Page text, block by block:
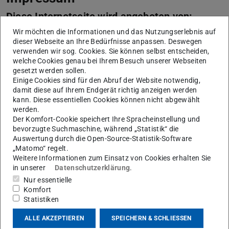
Diese Internetseite wird angeboten von:
Technische Universität Darmstadt
Karolinenplatz 5
64289 Darmstadt
+49 6151 16-01
vertreten durch die Präsidentin der Technischen
Universität Darmstadt, Prof. Dr. Tanja Brühl
Die Technische Universität Darmstadt ist eine
rechtsfähige Körperschaft des öffentlichen Rechts gemäß
§ 1 Abs. 1 i.V.m. § 2 Abs. 1 Nr. 1 HHG (Hessisches
Hochschulgesetz vom 14. Dezember 2009, GVBl. I S.
666). Seit dem In-Kraft-Treten des TU Darmstadt-Gesetzes
(Gesetz zur organisatorischen Fortentwicklung der
2004, GVBl. I S. 382, in der Fassung vom 14. Dezember
Wir möchten die Informationen und das Nutzungserlebnis auf
dieser Webseite an Ihre Bedürfnisse anpassen. Deswegen
verwenden wir sog. Cookies. Sie können selbst entscheiden,
welche Cookies genau bei Ihrem Besuch unserer Webseiten
gesetzt werden sollen.
Einige Cookies sind für den Abruf der Website notwendig,
damit diese auf Ihrem Endgerät richtig anzeigen werden
kann. Diese essentiellen Cookies können nicht abgewählt
werden.
Der Komfort-Cookie speichert Ihre Spracheinstellung und
bevorzugte Suchmaschine, während „Statistik“ die
Auswertung durch die Open-Source-Statistik-Software
„Matomo“ regelt.
Weitere Informationen zum Einsatz von Cookies erhalten Sie
in unserer
Datenschutzerklärung.
Nur essentielle
Komfort
Statistiken
ALLE AKZEPTIEREN SPEICHERN & SCHLIESSEN